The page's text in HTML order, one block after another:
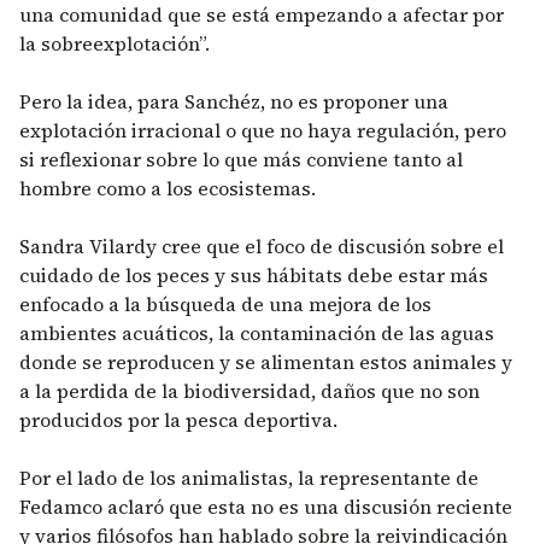
una comunidad que se está empezando a afectar por
la sobreexplotación”.
Pero la idea, para Sanchéz, no es proponer una
explotación irracional o que no haya regulación, pero
si reflexionar sobre lo que más conviene tanto al
hombre como a los ecosistemas.
Sandra Vilardy cree que el foco de discusión sobre el
cuidado de los peces y sus hábitats debe estar más
enfocado a la búsqueda de una mejora de los
ambientes acuáticos, la contaminación de las aguas
donde se reproducen y se alimentan estos animales y
a la perdida de la biodiversidad, daños que no son
producidos por la pesca deportiva.
Por el lado de los animalistas, la representante de
Fedamco aclaró que esta no es una discusión reciente
y varios filósofos han hablado sobre la reivindicación